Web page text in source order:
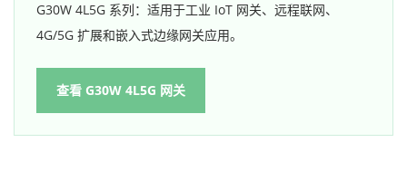
G30W 4L5G 系列：适用于工业 IoT 网关、远程联网、
4G/5G 扩展和嵌入式边缘网关应用。
查看 G30W 4L5G 网关